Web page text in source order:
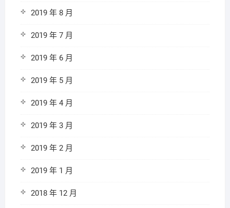
2019 年 8 月
2019 年 7 月
2019 年 6 月
2019 年 5 月
2019 年 4 月
2019 年 3 月
2019 年 2 月
2019 年 1 月
2018 年 12 月